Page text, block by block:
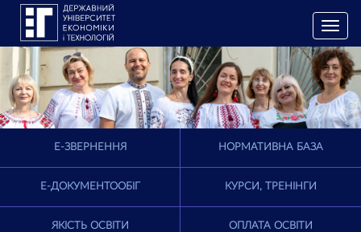
T
o
g
g
l
e
n
i
a
E-ЗВЕРНЕННЯ НОРМАТИВНА БАЗА
Е-ДОКУМЕНТООБІГ КУРСИ, ТРЕНІНГИ
ЯКІСТЬ ОСВІТИ ОПЛАТА ОСВІТИ